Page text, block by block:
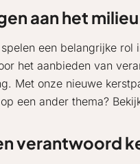
aan het milieu
een belangrijke
het aanbieden van
Met onze nieuwe
een ander thema?
verantwoord